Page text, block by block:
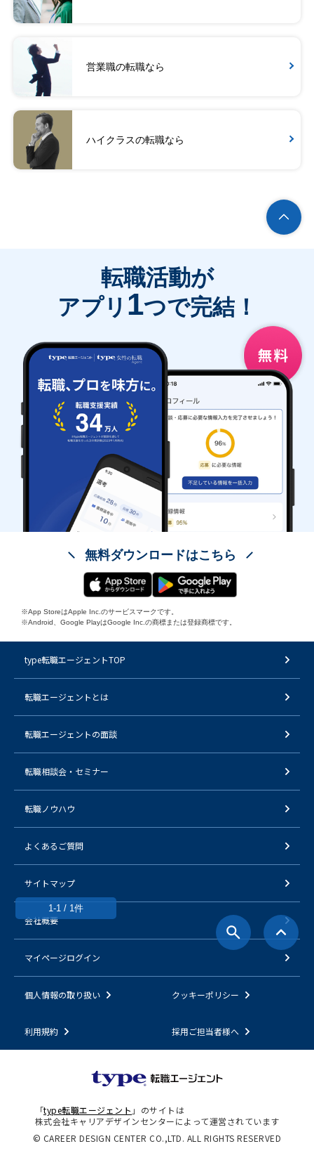
営業職の転職なら
ハイクラスの転職なら
1-1 / 1件
転職活動が
アプリ 1つで完結！
無料ダウンロードはこちら
※App StoreはApple Inc.のサービスマークです。
※Android、Google PlayはGoogle Inc.の商標または登録商標です。
type転職エージェントTOP
転職エージェントとは
転職エージェントの面談
転職相談会・セミナー
転職ノウハウ
よくあるご質問
サイトマップ
会社概要
マイページログイン
個人情報の取り扱い クッキーポリシー
利用規約 採用ご担当者様へ
「type転職エージェント 」のサイトは
株式会社キャリアデザインセンターによって運営されています
© CAREER DESIGN CENTER CO.,LTD. ALL RIGHTS RESERVED